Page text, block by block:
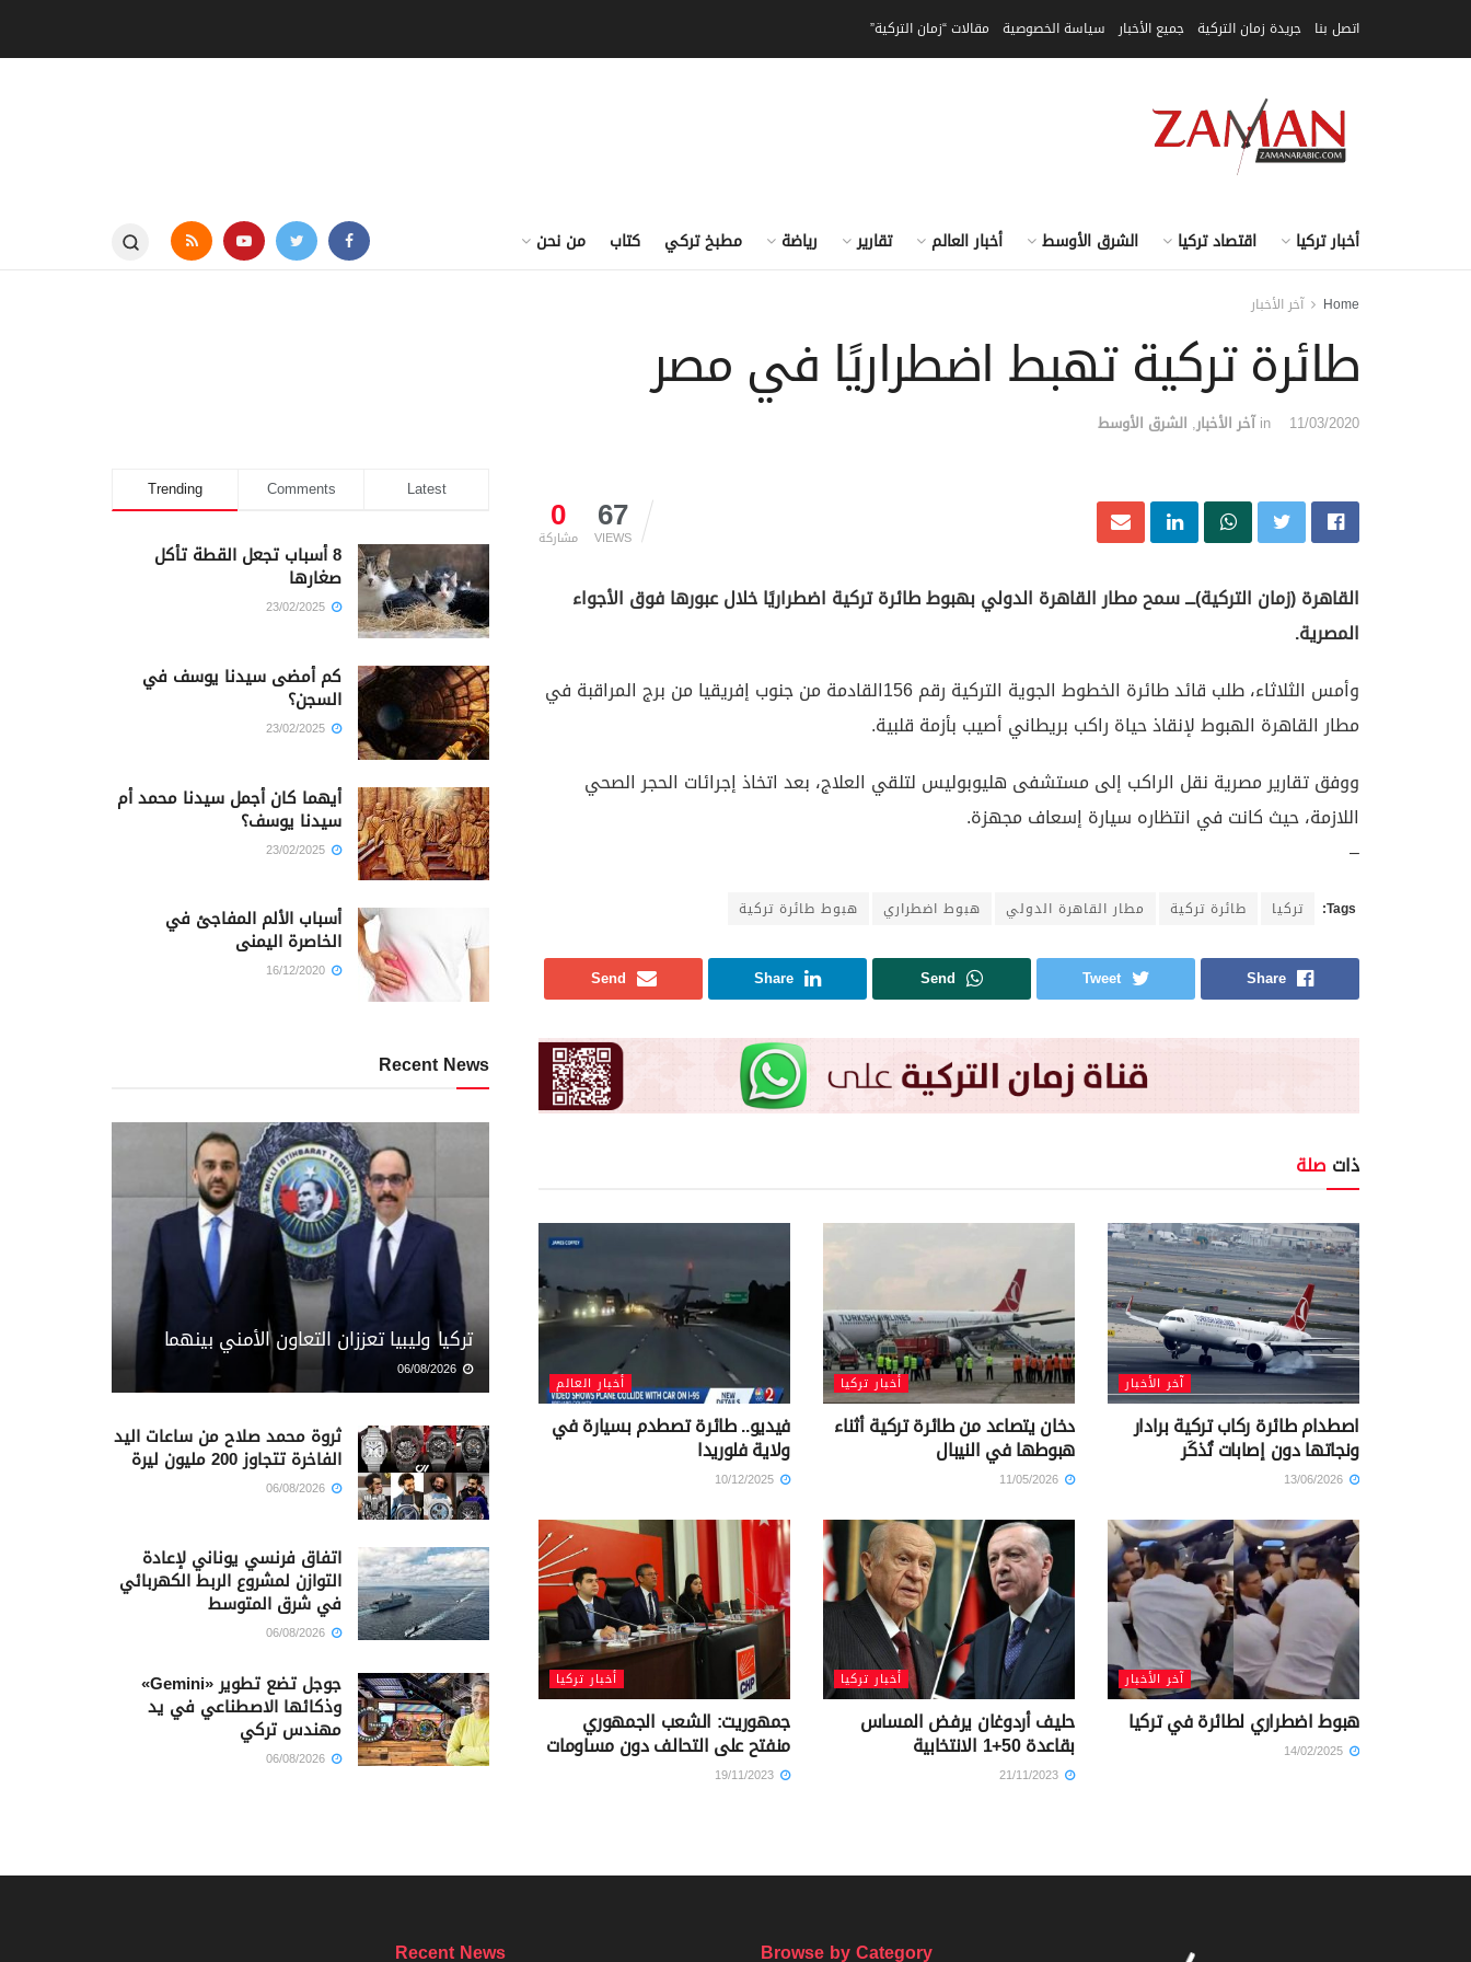
اتصل بنا جريدة زمان التركية جميع الأخبار سياسة الخصوصية مقالات “زمان التركية”
أخبار تركيا اقتصاد تركيا الشرق الأوسط أخبار العالم تقارير رياضة مطبخ تركي كتاب من نحن
Home آخر الأخبار
طائرة تركية تهبط اضطراريًا في مصر
11/03/2020
in آخر الأخبار, الشرق الأوسط
0
مشاركة 67
VIEWS
القاهرة (زمان التركية)ـــ سمح مطار القاهرة الدولي بهبوط طائرة تركية اضطراريًا خلال عبورها فوق الأجواء
المصرية.
وأمس الثلاثاء، طلب قائد طائرة الخطوط الجوية التركية رقم 156القادمة من جنوب إفريقيا من برج المراقبة في
مطار القاهرة الهبوط لإنقاذ حياة راكب بريطاني أصيب بأزمة قلبية.
ووفق تقارير مصرية نقل الراكب إلى مستشفى هليوبوليس لتلقي العلاج، بعد اتخاذ إجرائات الحجر الصحي
اللازمة، حيث كانت في انتظاره سيارة إسعاف مجهزة.
–
Tags: تركيا طائرة تركية مطار القاهرة الدولي هبوط اضطراري هبوط طائرة تركية
Share
Tweet
Send
Share
Send
ذات صلة
آخر الأخبار
اصطدام طائرة ركاب تركية برادار
ونجاتها دون إصابات تُذكَر
أخبار تركيا
دخان يتصاعد من طائرة تركية أثناء
هبوطها في النيبال
أخبار العالم
فيديو.. طائرة تصطدم بسيارة في
ولاية فلوريدا
آخر الأخبار
هبوط اضطراري لطائرة في تركيا
أخبار تركيا
حليف أردوغان يرفض المساس
بقاعدة 50+1 الانتخابية
أخبار تركيا
جمهوريت: الشعب الجمهوري
منفتح على التحالف دون مساومات
Trending Comments Latest
8 أسباب تجعل القطة تأكل
صغارها
كم أمضى سيدنا يوسف في
السجن؟
أيهما كان أجمل سيدنا محمد أم
سيدنا يوسف؟
أسباب الألم المفاجئ في
الخاصرة اليمنى
Recent News
تركيا وليبيا تعززان التعاون الأمني بينهما
ثروة محمد صلاح من ساعات اليد
الفاخرة تتجاوز 200 مليون ليرة
اتفاق فرنسي يوناني لإعادة
التوازن لمشروع الربط الكهربائي
في شرق المتوسط
جوجل تضع تطوير «Gemini»
وذكائها الاصطناعي في يد
مهندس تركي
Browse by Category
Recent News